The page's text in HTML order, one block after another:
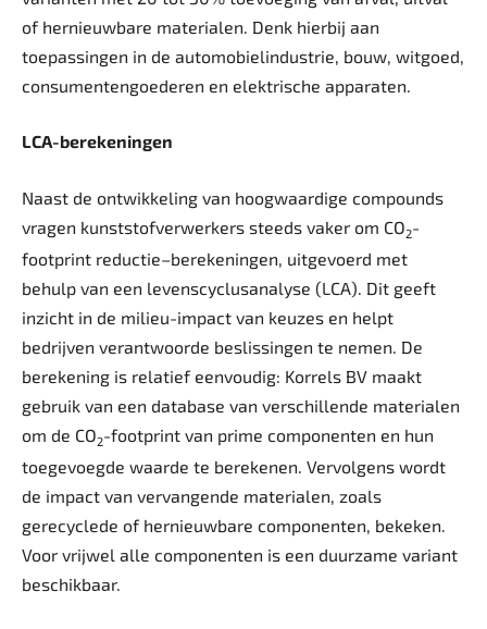
of hernieuwbare materialen. Denk hierbij aan
toepassingen in de automobielindustrie, bouw, witgoed,
consumentengoederen en elektrische apparaten.
LCA-berekeningen
Naast de ontwikkeling van hoogwaardige compounds
vragen kunststofverwerkers steeds vaker om CO2-
footprint reductie–berekeningen, uitgevoerd met
behulp van een levenscyclusanalyse (LCA). Dit geeft
inzicht in de milieu-impact van keuzes en helpt
bedrijven verantwoorde beslissingen te nemen. De
berekening is relatief eenvoudig: Korrels BV maakt
gebruik van een database van verschillende materialen
om de CO2-footprint van prime componenten en hun
toegevoegde waarde te berekenen. Vervolgens wordt
de impact van vervangende materialen, zoals
gerecyclede of hernieuwbare componenten, bekeken.
Voor vrijwel alle componenten is een duurzame variant
beschikbaar.